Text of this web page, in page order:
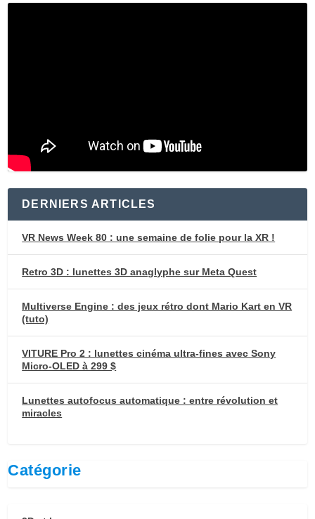
DERNIERS ARTICLES
VR News Week 80 : une semaine de folie pour la XR !
Retro 3D : lunettes 3D anaglyphe sur Meta Quest
Multiverse Engine : des jeux rétro dont Mario Kart en VR
(tuto)
VITURE Pro 2 : lunettes cinéma ultra-fines avec Sony
Micro-OLED à 299 $
Lunettes autofocus automatique : entre révolution et
miracles
Catégorie